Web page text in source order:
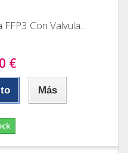
Con Valvula...
€
Más